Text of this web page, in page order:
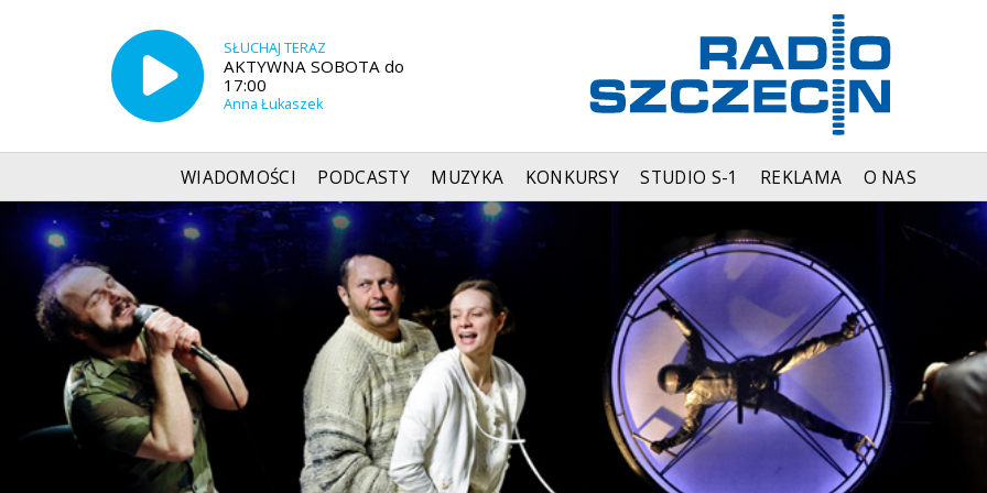
SŁUCHAJ TERAZ
AKTYWNA SOBOTA do
17:00
Anna Łukaszek
WIADOMOŚCI PODCASTY MUZYKA KONKURSY STUDIO S-1 REKLAMA O NAS